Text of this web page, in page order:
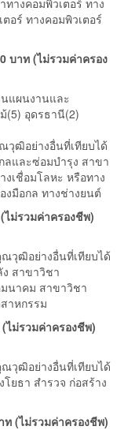
อร์ ทางคอมพิวเตอร์
บาท (ไม่รวมค่าครอง
แผนงานและ
(5) อุดรธานี(2)
วุฒิอย่างอื่นที่เทียบได้
ลและซ่อมบำรุง สาขา
เชื่อมโลหะ หรือทาง
งมือกล ทางช่างยนต์
ไม่รวมค่าครองชีพ)
วุฒิอย่างอื่นที่เทียบได้
สาขาวิชา
นาคม สาขาวิชา
าหกรรม
ไม่รวมค่าครองชีพ)
วุฒิอย่างอื่นที่เทียบได้
ยธา สำรวจ ก่อสร้าง
ท (ไม่รวมค่าครองชีพ)